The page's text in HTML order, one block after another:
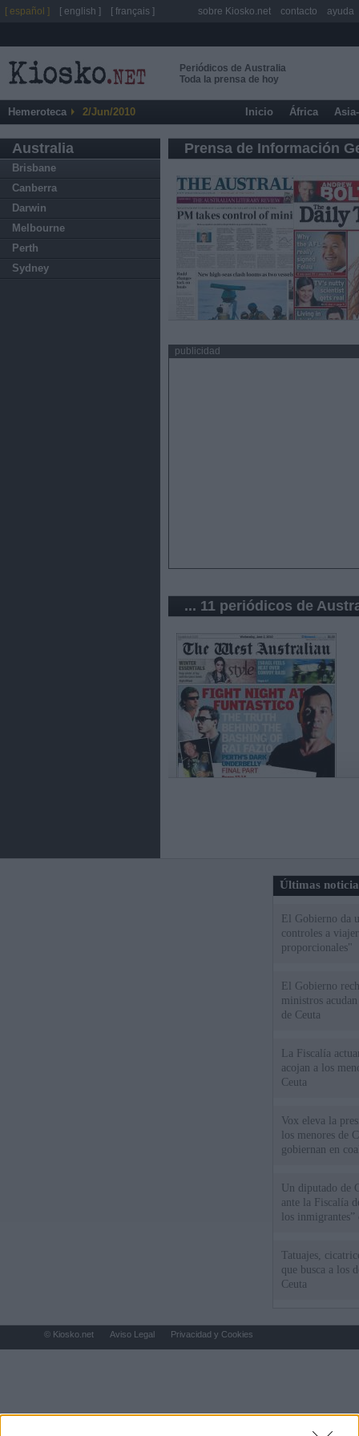
Periódicos de Australia
Toda la prensa de hoy
Hemeroteca 2/Jun/2010 Inicio África
Australia
Brisbane
Canberra
Darwin
Melbourne
Perth
Sydney
Prensa de Información
publicidad
... 11 periódicos de
Últimas
El Gobierno da
controles a
proporcionales"
El Gobierno
ministros
de Ceuta
La Fiscalía
acojan a los
Ceuta
Vox eleva la
los menores de
gobiernan en
Un diputado de
ante la Fiscalía
los inmigrantes”
Tatuajes,
que busca a los
Ceuta
[ español ] [ english ] [ français ] sobre Kiosko.net contacto ayuda
© Kiosko.net Aviso Legal Privacidad y Cookies